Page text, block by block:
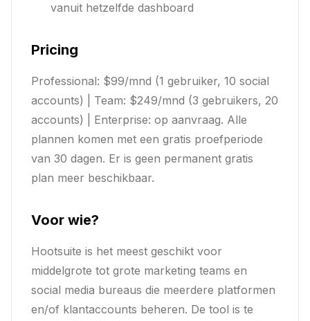
vanuit hetzelfde dashboard
Pricing
Professional: $99/mnd (1 gebruiker, 10 social
accounts) | Team: $249/mnd (3 gebruikers, 20
accounts) | Enterprise: op aanvraag. Alle
plannen komen met een gratis proefperiode
van 30 dagen. Er is geen permanent gratis
plan meer beschikbaar.
Voor wie?
Hootsuite is het meest geschikt voor
middelgrote tot grote marketing teams en
social media bureaus die meerdere platformen
en/of klantaccounts beheren. De tool is te